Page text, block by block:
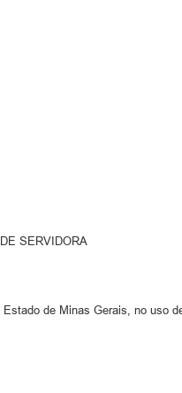
SERVIDORA
de Minas Gerais, no uso